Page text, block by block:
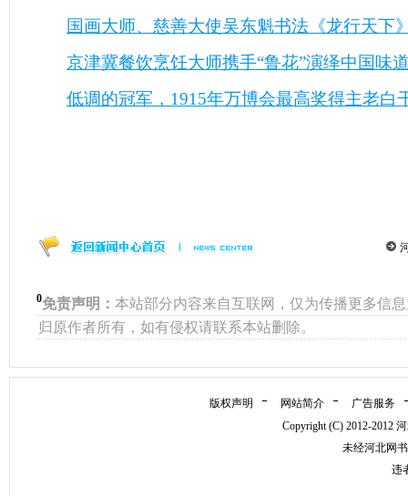
国画大师、慈善大使吴东魁书法《龙行天下
京津冀餐饮烹饪大师携手“鲁花”演绎中国味
低调的冠军，1915年万博会最高奖得主老白
0免责声明： 本站部分内容来自互联网，仅为传播更多信
归原作者所有，如有侵权请联系本站删除。
版权声明 网站简介
广告服务
Copyright (C) 2012-2012
未经河北网
违